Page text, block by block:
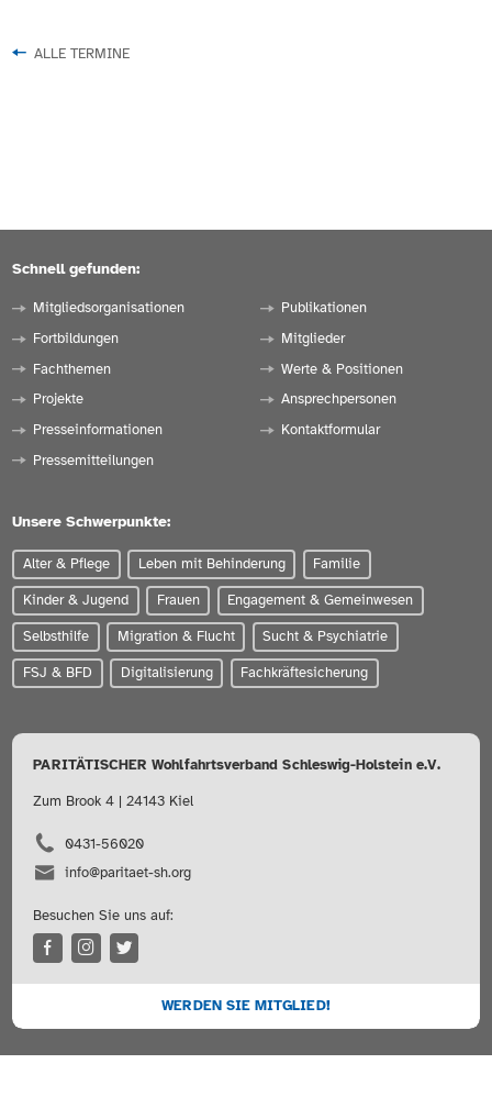
ALLE TERMINE
Schnell gefunden:
Mitgliedsorganisationen
Fortbildungen
Fachthemen
Projekte
Presseinformationen
Pressemitteilungen
Publikationen
Mitglieder
Werte & Positionen
Ansprechpersonen
Kontaktformular
Unsere Schwerpunkte:
Alter & Pflege Leben mit Behinderung Familie
Kinder & Jugend Frauen Engagement & Gemeinwesen
Selbsthilfe Migration & Flucht Sucht & Psychiatrie
FSJ & BFD Digitalisierung Fachkräftesicherung
PARITÄTISCHER Wohlfahrtsverband Schleswig-Holstein e.V.
Zum Brook 4 | 24143 Kiel
0431-56020
info@paritaet-sh.org
Besuchen Sie uns auf:
WERDEN SIE MITGLIED!